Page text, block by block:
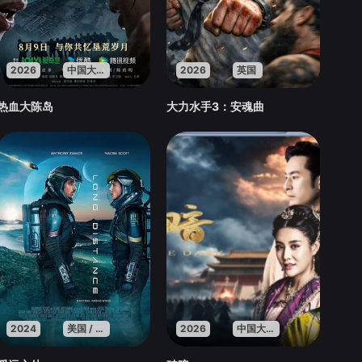
2026 中国大陆
血大陈岛
2026 英国
大力水手3：安魂曲
2024 美国 / 印度 2026 中国大陆